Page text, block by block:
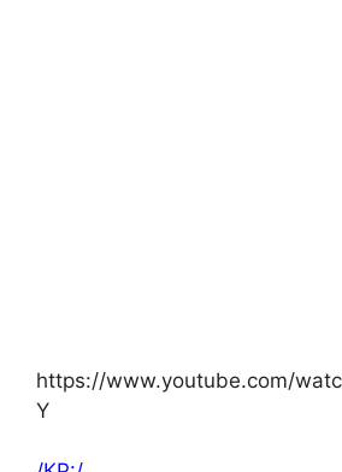
https://www.youtube.com/
Y